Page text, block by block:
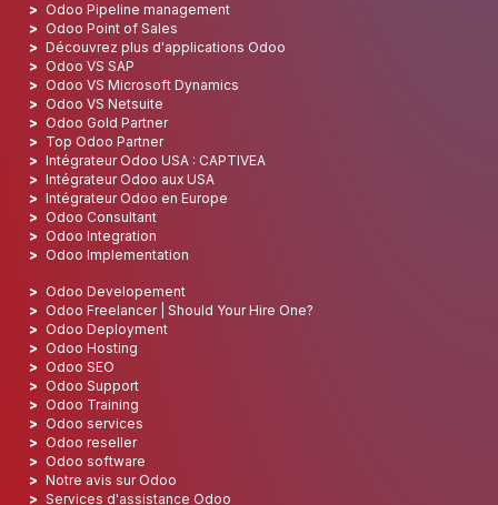
Odoo Pipeline management
Odoo Point of Sales
Découvrez plus d'applications Odoo
Odoo VS SAP
Odoo VS Microsoft Dynamics
Odoo VS Netsuite
Odoo Gold Partner
Top Odoo Partner
Intégrateur Odoo USA : CAPTIVEA
Intégrateur Odoo aux USA
Intégrateur Odoo en Europe
Odoo Consultant
Odoo Integration
Odoo Implementation
Odoo Developement
Odoo Freelancer | Should Your Hire One?
Odoo Deployment
Odoo Hosting
Odoo SEO
Odoo Support
Odoo Training
Odoo services
Odoo reseller
Odoo software
Notre avis sur Odoo
Services d'assistance Odoo